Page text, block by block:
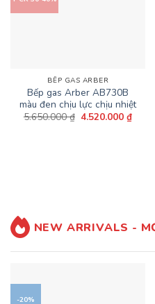
BẾP GAS ARBER
Bếp gas Arber AB730B
màu đen chịu lực chịu nhiệt
5.650.000₫ Giá
4.520.000₫Giá
NEW ARRIVALS -
-20%